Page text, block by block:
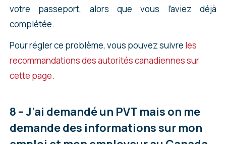
Si vous n’obtenez pas de réponse avant la fin du
tentez tout de même de la soumettre, mais
client » (sous les autres documents
votre problème et la correction que vous
souhaitez apporter. On ne peut pas vous
votre passeport, alors que vous l’aviez déjà
complétée.
Pour régler ce problème, vous pouvez suivre les
recommandations des autorités canadiennes sur
cette page.
8 – J’ai demandé un PVT mais on me
demande des informations sur mon